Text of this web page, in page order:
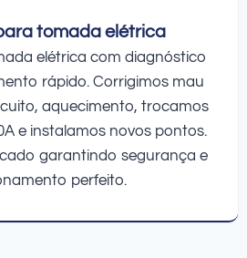
tomada elétrica
elétrica com diagnóstico
rápido. Corrigimos mau
aquecimento, trocamos
e instalamos novos pontos.
garantindo segurança e
perfeito.